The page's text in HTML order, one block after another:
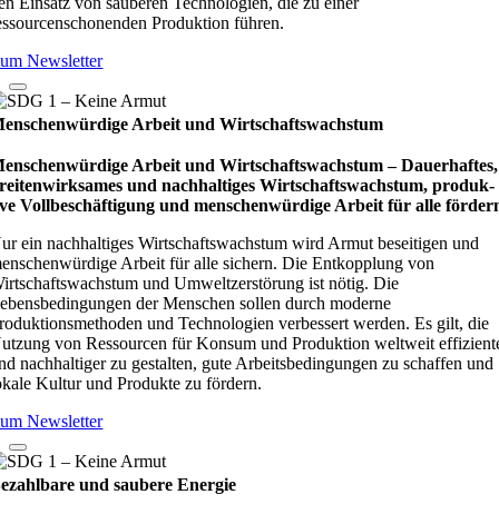
Produktion führen.
Newsletter
Arbeit und Wirtschaftswachstum
Arbeit und Wirtschaftswachstum – Dau­e­r­haf­tes,
und nach­hal­ti­ges Wirt­schafts­wachs­tum, pro­duk­
Vollbe­schäf­ti­gung und men­schen­wür­dige Arbeit für alle
ein nachhaltiges Wirtschaftswachstum wird Armut beseitigen und
Arbeit für alle sichern. Die Entkopplung von
und Umweltzerstörung ist nötig. Die
der Menschen sollen durch moderne
und Technologien verbessert werden. Es gilt, die
von Ressourcen für Konsum und Produktion weltweit
nachhaltiger zu gestalten, gute Arbeitsbedingungen zu schaffen und
Kultur und Produkte zu fördern.
Newsletter
und saubere Energie